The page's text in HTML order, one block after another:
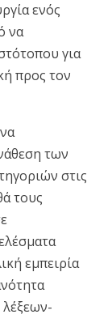
ενός
να
για
προς τον
των
στις
τους
εμπειρία